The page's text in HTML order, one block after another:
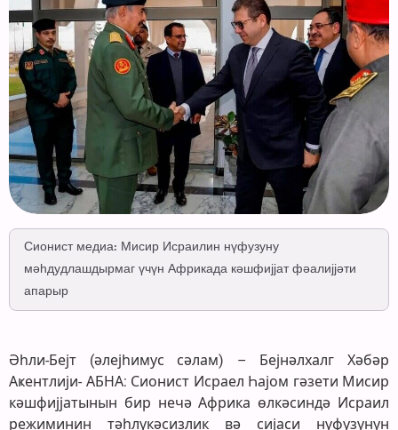
Сионист медиа: Мисир Исраилин нүфузуну
мәһдудлашдырмаг үчүн Африкада кәшфијјат фәалијјәти
апарыр
Әһли-Бејт (әлејһимус сәлам) – Бејнәлхалг Хәбәр
Аҝентлији- АБНА: Сионист Исраел Һајом гәзети Мисир
кәшфијјатынын бир нечә Африка өлкәсиндә Исраил
режиминин тәһлүкәсизлик вә сијаси нүфузунун